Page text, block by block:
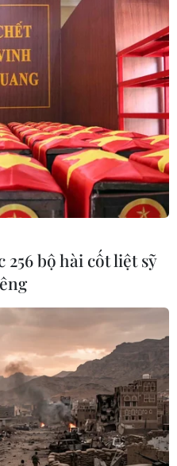
Việt Nam-
Tường
bộ hài cốt liệt sỹ